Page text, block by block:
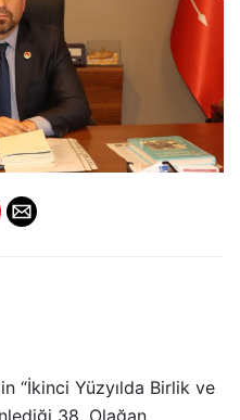
“İkinci Yüzyılda Birlik ve